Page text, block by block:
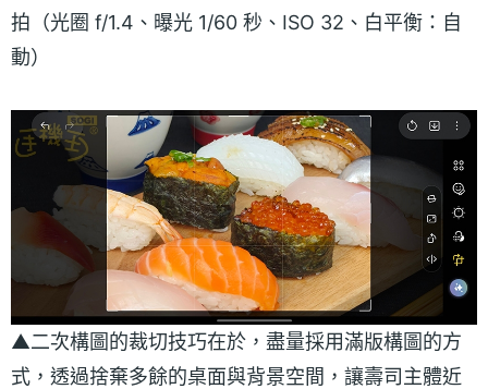
拍（光圈 f/1.4、曝光 1/60 秒、ISO 32、白平衡：自
動）
▲二次構圖的裁切技巧在於，盡量採用滿版構圖的方
式，透過捨棄多餘的桌面與背景空間，讓壽司主體近